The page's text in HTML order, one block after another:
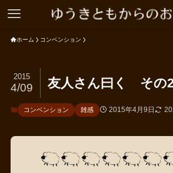
ホーム コンベンション
友人さん曰く その
2015
4/09
コンベンション 雑感 2015年4月9日